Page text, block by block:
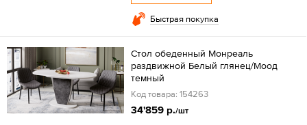
Быстрая покупка
Стол обеденный Монреаль
раздвижной Белый глянец/Моод
темный
Код товара: 154263
34'859 р./шт